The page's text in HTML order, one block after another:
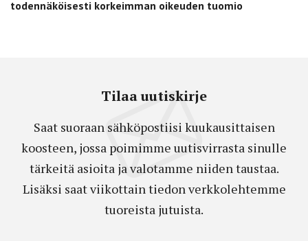
todennäköisesti korkeimman oikeuden tuomio
Tilaa uutiskirje
Saat suoraan sähköpostiisi kuukausittaisen
koosteen, jossa poimimme uutisvirrasta sinulle
tärkeitä asioita ja valotamme niiden taustaa.
Lisäksi saat viikottain tiedon verkkolehtemme
tuoreista jutuista.